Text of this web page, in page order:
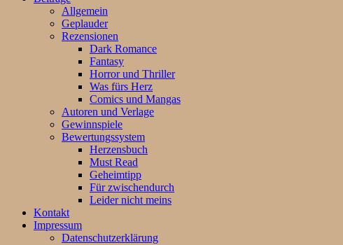
Allgemein
Geplauder
Rezensionen
Dark Romance
Fantasy
Horror und Thriller
Was fürs Herz
Comics und Mangas
Autoren und Verlage
Gewinnspiele
Bewertungssystem
Herzensbuch
Must Read
Geheimtipp
Für zwischendurch
Leider nicht meins
Kontakt
Impressum
Datenschutzerklärung